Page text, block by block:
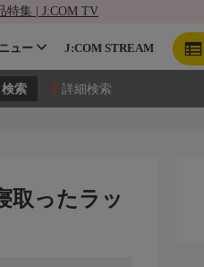
特集 | J:COM TV
ュー J:COM STREAM
詳細検索
取ったラッ